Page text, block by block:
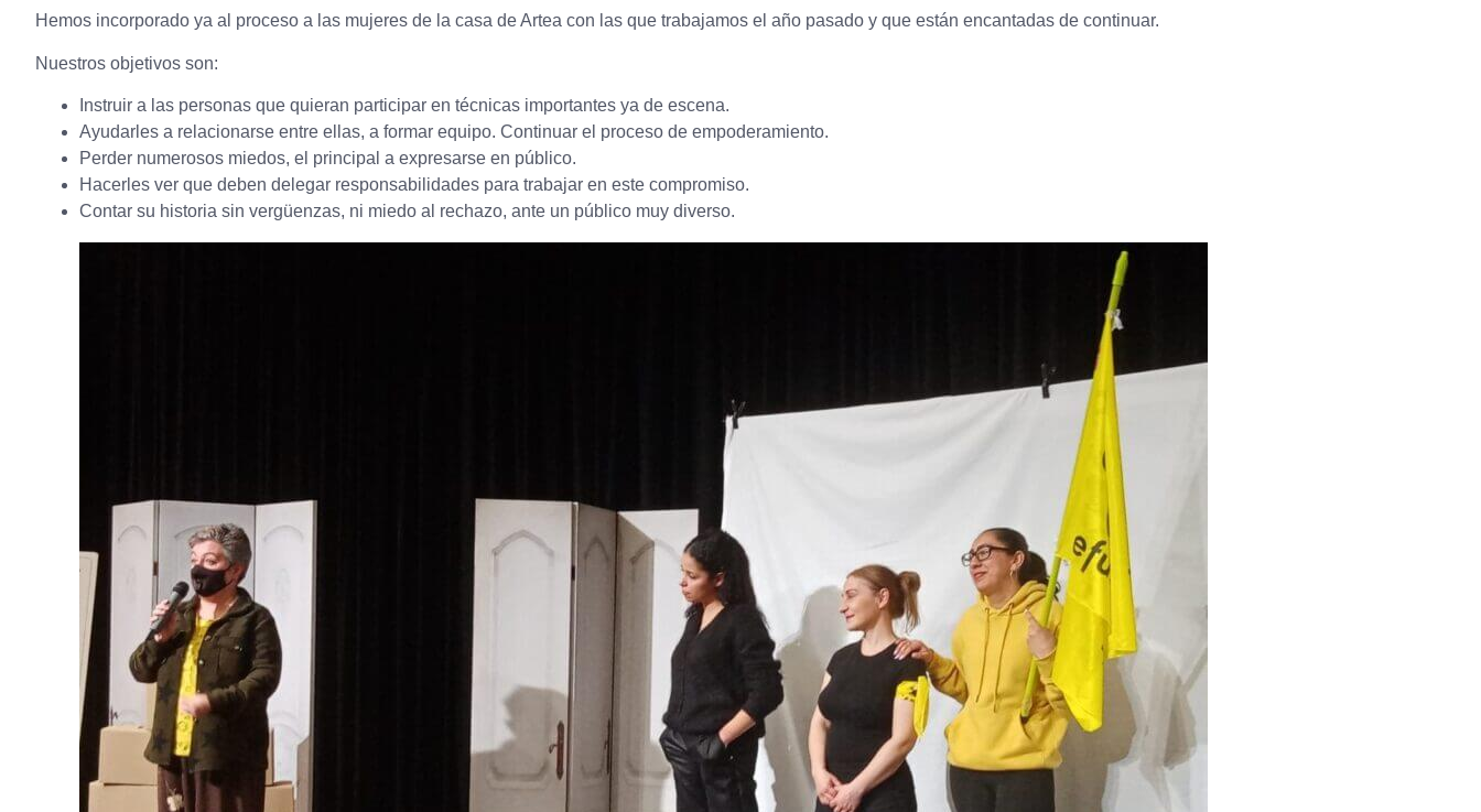
Hemos incorporado ya al proceso a las mujeres de la casa de Artea con las que trabajamos el año pasado y que están encantadas de continuar.
Nuestros objetivos son:
Instruir a las personas que quieran participar en técnicas importantes ya de escena.
Ayudarles a relacionarse entre ellas, a formar equipo. Continuar el proceso de empoderamiento.
Perder numerosos miedos, el principal a expresarse en público.
Hacerles ver que deben delegar responsabilidades para trabajar en este compromiso.
Contar su historia sin vergüenzas, ni miedo al rechazo, ante un público muy diverso.